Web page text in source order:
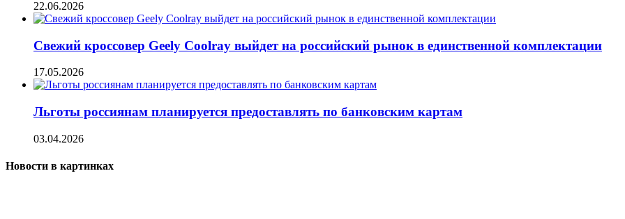
22.06.2026
Свежий кроссовер Geely Coolray выйдет на российский рынок в единственной комплектации
17.05.2026
Льготы россиянам планируется предоставлять по банковским картам
03.04.2026
Новости в картинках